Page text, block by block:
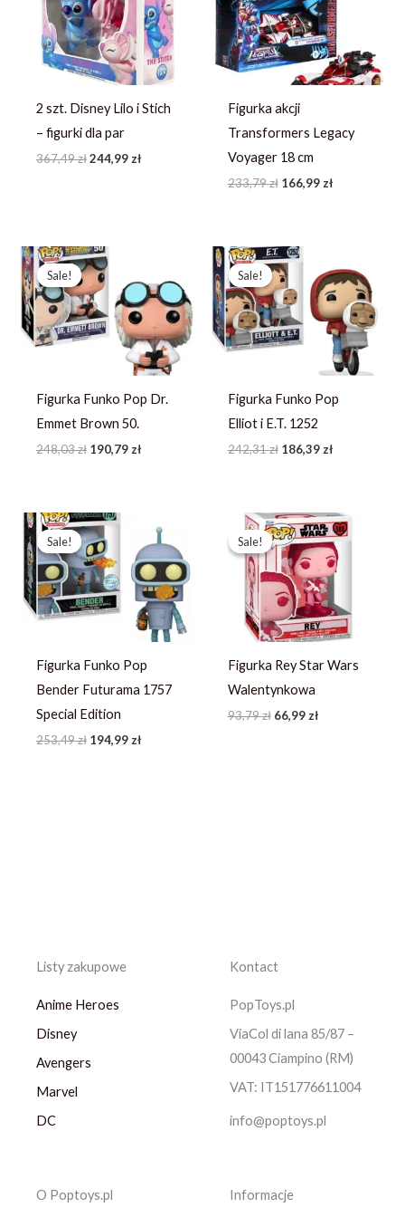
2 szt. Disney Lilo i Stich
– figurki dla par
367,49zł
367,49 zł.
244,99 zł
244,99 zł.
Figurka akcji
Transformers Legacy
Voyager 18 cm
233,79zł
233,79 zł.
166,99 zł
166,99 zł.
Sale!
Sale!
Figurka Funko Pop Dr.
Emmet Brown 50.
248,03zł
Pierwotna
cena
wynosiła:
248,03 zł.
190,79 zł
wynosi:
190,79 zł.
Sale!
Sale!
Figurka Funko Pop
Elliot i E.T. 1252
242,31zł
Pierwotna
cena
wynosiła:
242,31 zł.
186,39 zł
cena
wynosi:
186,39 zł.
Sale!
Sale!
Figurka Funko Pop
Bender Futurama 1757
Special Edition
253,49zł
Pierwotna
cena
wynosiła:
253,49 zł.
194,99zł
cena
wynosi:
194,99 zł.
Sale!
Sale!
Figurka Rey Star Wars
Walentynkowa
93,79zł
Pierwotna
cena
wynosiła:
93,79 zł.
66,99zł
Aktualna
cena
wynosi:
66,99 zł.
Listy zakupowe
Anime Heroes
Disney
Avengers
Marvel
DC
Kontact
PopToys.pl
ViaCol di lana 85/87 –
00043 Ciampino (RM)
VAT: IT151776611004
info@poptoys.pl
O Poptoys.pl Informacje